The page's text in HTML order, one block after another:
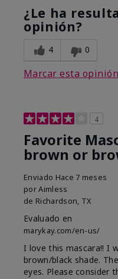
¿Le ha
opinión?
4 0
Marcar esta opinión
4
Favorite
brown or
Enviado Hace 7 meses
porAimless
de Richardson, TX
Evaluado en
marykay.com/en-us/
I love this mascara!! I
brown/black shade.
eyes. Please consider